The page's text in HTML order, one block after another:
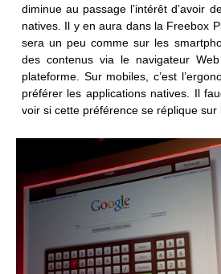
diminue au passage l’intérêt d’avoir
natives. Il y en aura dans la Freebox
sera un peu comme sur les
des contenus via le navigateur
plateforme. Sur mobiles, c’est
préférer les applications natives. Il
voir si cette préférence se réplique sur